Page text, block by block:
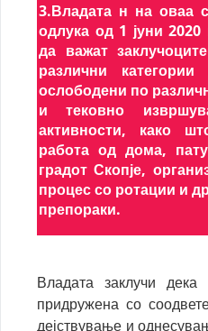
3.Владата н на оваа
одлука од 1 јуни
да важат
различни
ослободени по
и тековно
активности, како
работа од дома,
градот Скопје,
процес со ротации и
препораки.
Владата заклучи
придружена со
дејствување и